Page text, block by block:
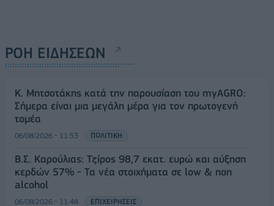
ΡΟΗ ΕΙΔΗΣΕΩΝ
Κ. Μητσοτάκης κατά την παρουσίαση του myAGRO:
Σήμερα είναι μια μεγάλη μέρα για τον πρωτογενή
τομέα
06/08/2026 - 11:53 ΠΟΛΙΤΙΚΗ
Β.Σ. Καρούλιας: Τζίρος 98,7 εκατ. ευρώ και αύξηση
κερδών 57% - Τα νέα στοιχήματα σε low & non
alcohol
06/08/2026 - 11:48 ΕΠΙΧΕΙΡΗΣΕΙΣ